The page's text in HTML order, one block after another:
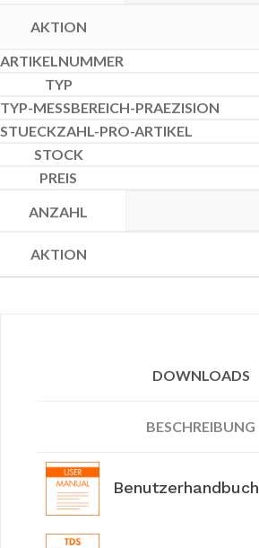
DOWNLOADS
BESCHREIBUNG
Benutzerhandbuch